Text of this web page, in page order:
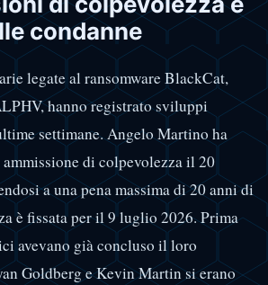
condanne
legate al ransomware BlackCat,
hanno registrato sviluppi
settimane. Angelo Martino ha
di colpevolezza il 20
a una pena massima di 20 anni di
è fissata per il 9 luglio 2026. Prima
avevano già concluso il loro
Goldberg e Kevin Martin si erano